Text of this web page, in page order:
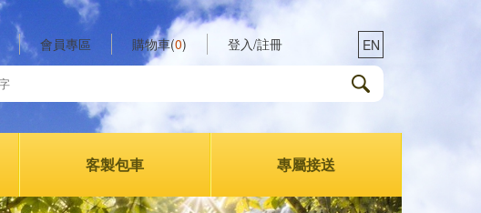
會員專區 購物車(0) 登入/註冊 EN
客製包車 專屬接送